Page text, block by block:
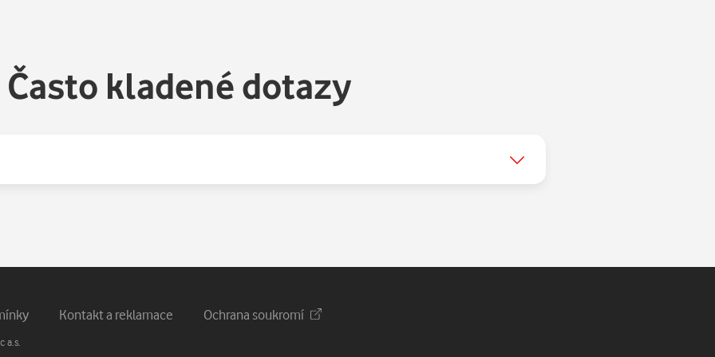
Často kladené dotazy
Kontakt a reklamace Ochrana soukromí
a.s.